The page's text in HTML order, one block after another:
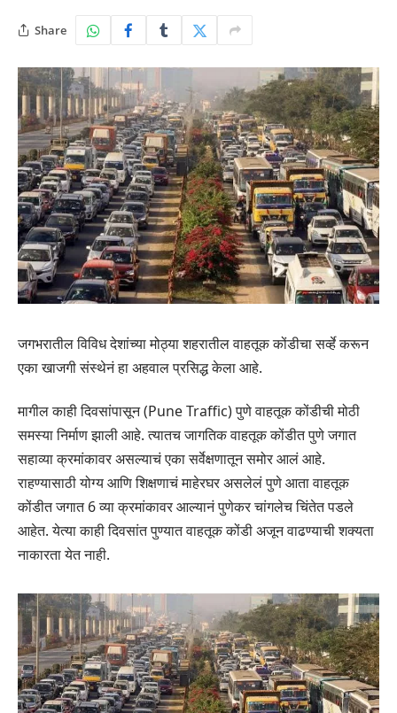
Share
जगभरातील विविध देशांच्या मोठ्या शहरातील वाहतूक कोंडीचा सर्व्हे करून
एका खाजगी संस्थेनं हा अहवाल प्रसिद्ध केला आहे.
मागील काही दिवसांपासून (Pune Traffic) पुणे वाहतूक कोंडीची मोठी
समस्या निर्माण झाली आहे. त्यातच जागतिक वाहतूक कोंडीत पुणे जगात
सहाव्या क्रमांकावर असल्याचं एका सर्वेक्षणातून समोर आलं आहे.
राहण्यासाठी योग्य आणि शिक्षणाचं माहेरघर असलेलं पुणे आता वाहतूक
कोंडीत जगात 6 व्या क्रमांकावर आल्यानं पुणेकर चांगलेच चिंतेत पडले
आहेत. येत्या काही दिवसांत पुण्यात वाहतूक कोंडी अजून वाढण्याची शक्यता
नाकारता येत नाही.